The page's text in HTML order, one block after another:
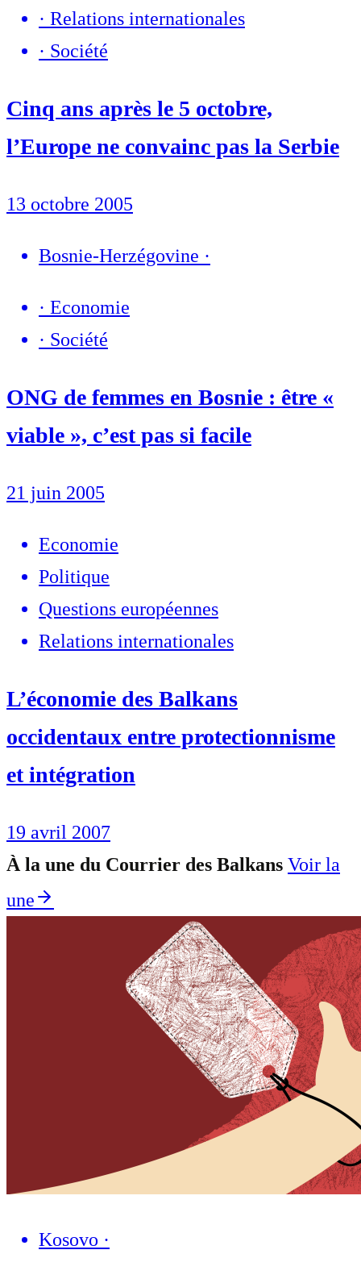
· Relations internationales
· Société
Cinq ans après le 5 octobre,
l’Europe ne convainc pas la Serbie
13 octobre 2005
Bosnie-Herzégovine ·
· Economie
· Société
ONG de femmes en Bosnie : être «
viable », c’est pas si facile
21 juin 2005
Economie
Politique
Questions européennes
Relations internationales
L’économie des Balkans
occidentaux entre protectionnisme
et intégration
19 avril 2007
À la une du Courrier des Balkans Voir la
une
Kosovo ·